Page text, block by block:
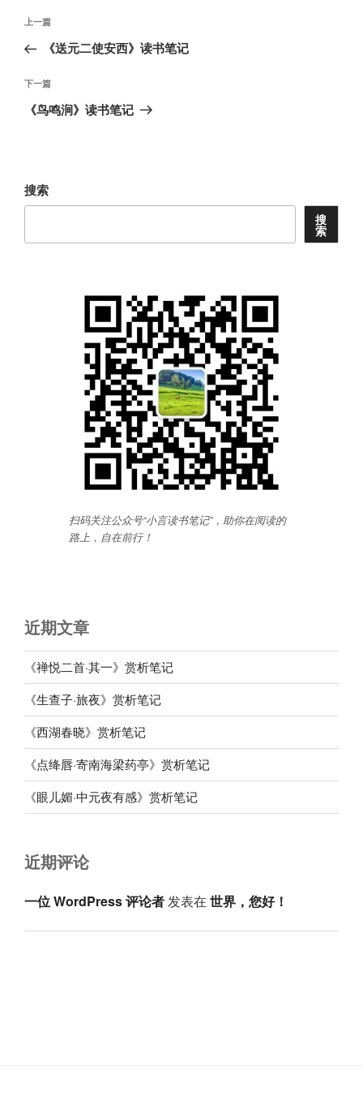
文
导
航
上
一
文
章
上一篇
《送元二使安西》读书笔记
下
一
下一篇
《鸟鸣涧》读书笔记
搜索
搜
索
扫码关注公众号“小言读书笔记”，助你在阅读的
路上，自在前行！
近期文章
《禅悦二首·其一》赏析笔记
《生查子·旅夜》赏析笔记
《西湖春晓》赏析笔记
《点绛唇·寄南海梁药亭》赏析笔记
《眼儿媚·中元夜有感》赏析笔记
近期评论
一位 WordPress 评论者发表在 世界，您好！